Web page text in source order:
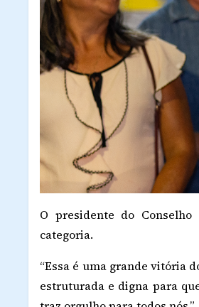
O presidente do
categoria.
“Essa é uma grande vitória
estruturada e digna para